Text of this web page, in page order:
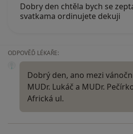
Dobry den chtěla bych se
svatkama ordinujete dekuji
ODPOVĚĎ LÉKAŘE:
Dobrý den, ano mezi
MUDr. Lukáč a MUDr.
Africká ul.